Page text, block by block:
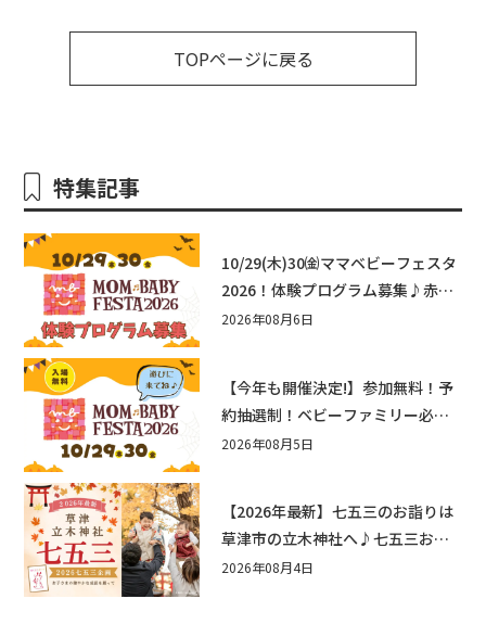
TOPページに戻る
特集記事
10/29(木)30㈮ママベビーフェスタ
2026！体験プログラム募集♪赤ち
ゃん向けイベントに出演しません
2026年08月6日
【今年も開催決定!】参加無料！予
約抽選制！ベビーファミリー必見
☆入場無料☆10/29(木)30(金)ママ
2026年08月5日
【2026年最新】七五三のお詣りは
草津市の立木神社へ♪七五三お祝
い企画をご紹介！
2026年08月4日